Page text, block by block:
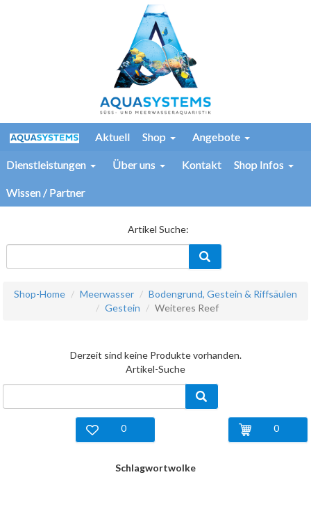
Aktuell Shop Angebote
Dienstleistungen Über uns Kontakt Shop Infos
Wissen / Partner
Artikel Suche:
Shop-Home Meerwasser
Bodengrund, Gestein & Riffsäulen
Gestein
Weiteres Reef
Derzeit sind keine Produkte vorhanden.
Artikel-Suche
0
0
Schlagwortwolke